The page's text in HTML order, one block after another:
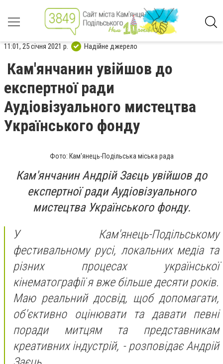
11:01, 25 січня 2021 р. Надійне джерело
Кам'янчанин увійшов до
експертної ради
Аудіовізуального мистецтва
Українського фонду
Фото: Кам'янець-Подільська міська рада
Кам'янчанин Андрій Заєць увійшов до
експертної ради Аудіовізуального
мистецтва Українського фонду.
У Кам'янець-Подільському
фестивальному русі, локальних медіа та
різних процесах української
кінематографії я вже більше десяти років.
Маю реальний досвід, щоб допомагати,
об'єктивно оцінювати та давати певні
поради митцям та представникам
креативних індустрій, - розповідає Андрій